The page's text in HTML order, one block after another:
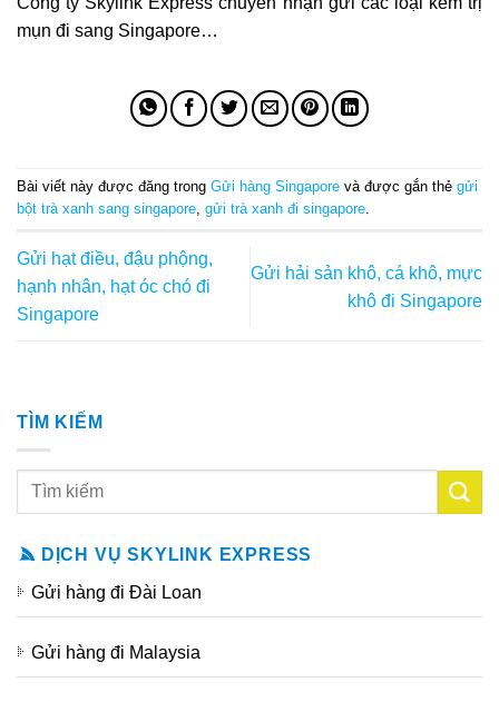
mụn đi sang Singapore…
Bài viết này được đăng trong Gửi hàng Singapore và được gắn thẻ gửi
bột trà xanh sang singapore, gửi trà xanh đi singapore.
Gửi hạt điều, đậu phộng,
hạnh nhân, hạt óc chó đi
Singapore
Gửi hải sản khô, cá khô, mực
khô đi Singapore
TÌM KIẾM
DỊCH VỤ SKYLINK EXPRESS
Gửi hàng đi Đài Loan
Gửi hàng đi Malaysia